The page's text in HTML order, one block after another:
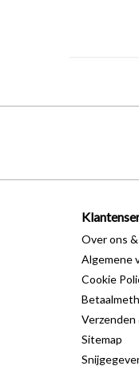
Over ons
Algemene
Cookie
Sitemap